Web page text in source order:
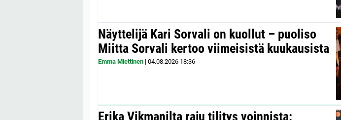
Näyttelijä Kari Sorvali on kuollut – puoliso
Miitta Sorvali kertoo viimeisistä kuukausista
Emma Miettinen | 04.08.2026 18:36
Erika Vikmanilta raju tilitys voinnista: